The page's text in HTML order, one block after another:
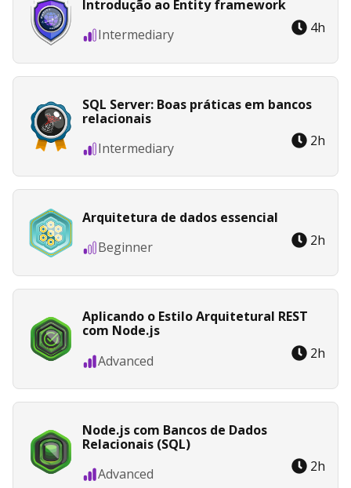
Introdução ao Entity framework
Intermediary
4h
SQL Server: Boas práticas em bancos
relacionais
Intermediary
2h
Arquitetura de dados essencial
Beginner
2h
Aplicando o Estilo Arquitetural REST
com Node.js
Advanced
2h
Node.js com Bancos de Dados
Relacionais (SQL)
Advanced
2h